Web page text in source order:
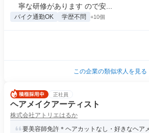
寧な研修があります ので安...
バイク通勤OK 学歴不問 +10個
この企業の類似求人を見る
正社員
ヘアメイクアーティスト
株式会社アトリエはるか
要美容師免許＊ヘアカットなし・好きなヘア